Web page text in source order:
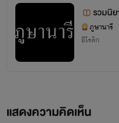
นักเขียนโนเนม เขียนนิยายสายหื่นสุดๆตาม
รวมนิ
ะ
ภูษานารี
อีโรติก
แสดงความคิดเห็น